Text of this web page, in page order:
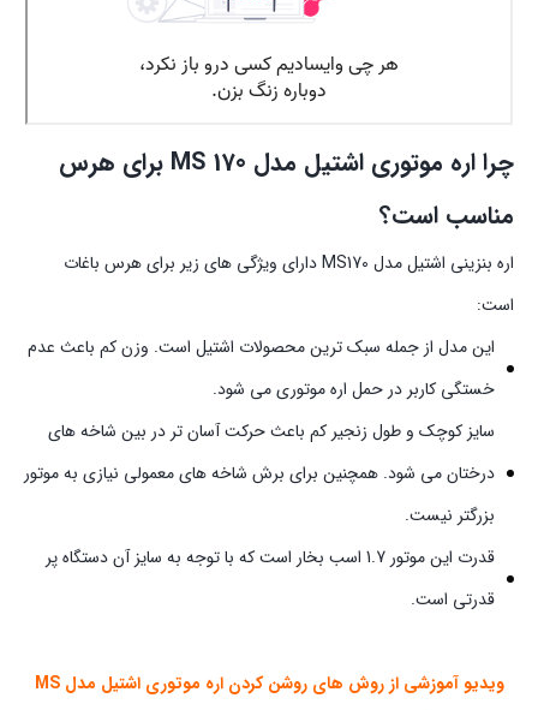
چرا اره موتوری اشتیل مدل MS 170 برای هرس
مناسب است؟
اره بنزینی اشتیل مدل MS170 دارای ویژگی های زیر برای هرس باغات
است:
این مدل از جمله سبک ترین محصولات اشتیل است. وزن کم باعث عدم
خستگی کاربر در حمل اره موتوری می شود.
سایز کوچک و طول زنجیر کم باعث حرکت آسان تر در بین شاخه های
درختان می شود. همچنین برای برش شاخه های معمولی نیازی به موتور
بزرگتر نیست.
قدرت این موتور 1.7 اسب بخار است که با توجه به سایز آن دستگاه پر
قدرتی است.
ویدیو آموزشی از روش های روشن کردن اره موتوری اشتیل مدل MS